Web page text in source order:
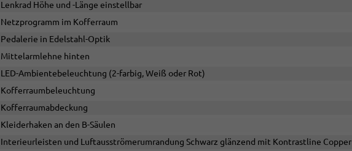
Lenkrad Höhe und -Länge einstellbar
Netzprogramm im Kofferraum
Pedalerie in Edelstahl-Optik
Mittelarmlehne hinten
LED-Ambientebeleuchtung (2-farbig, Weiß oder Rot)
Kofferraumbeleuchtung
Kofferraumabdeckung
Kleiderhaken an den B-Säulen
Interieurleisten und Luftausströmerumrandung Schwarz glänzend mit Kontrastline Copper